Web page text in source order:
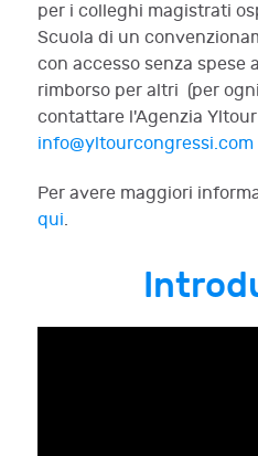
per i colleghi magistrati
Scuola di un
con accesso senza spese
rimborso per altri (per
contattare l'Agenzia Yltour
info@yltourcongressi.com
Per avere maggiori
qui.